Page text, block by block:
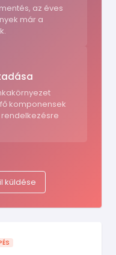
az éves
már a
komponensek
küldése